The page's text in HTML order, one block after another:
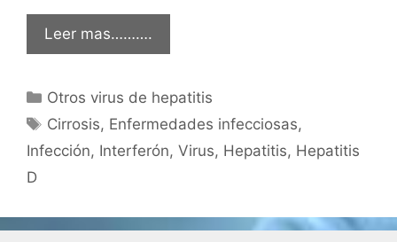
Leer mas……….
Categorías
Otros virus de hepatitis
Etiquetas
Cirrosis, Enfermedades infecciosas,
Infección, Interferón, Virus, Hepatitis, Hepatitis
D